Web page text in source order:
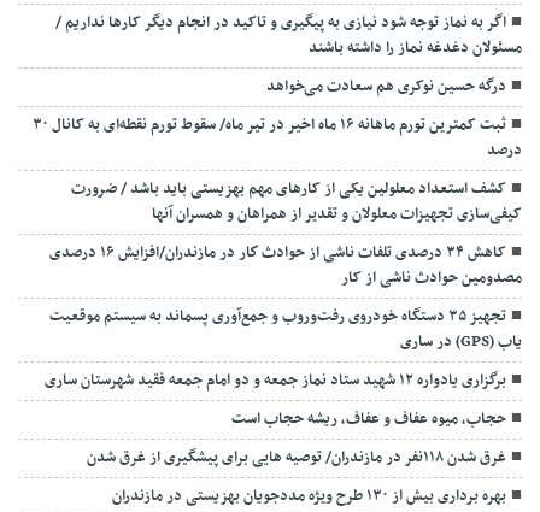
اگر به نماز توجه شود نیازی به پیگیری و تاکید در انجام دیگر کارها نداریم /
مسئولان دغدغه نماز را داشته باشند
درگه حسین نوکری هم سعادت می‌خواهد
ثبت کمترین تورم ماهانه ۱۶ ماه اخیر در تیر ماه/ سقوط تورم نقطه‌ای به کانال ۳۰
درصد
کشف استعداد معلولین یکی از کارهای مهم بهزیستی باید باشد / ضرورت
کیفی‌سازی تجهیزات معلولان و تقدیر از همراهان و همسران آنها
کاهش ۳۴ درصدی تلفات ناشی از حوادث كار در مازندران/افزایش ۱۶ درصدی
مصدومین حوادث ناشی از کار
تجهیز ۳۵ دستگاه خودروی رفت‌وروب و جمع‌آوری پسماند به سیستم موقعیت
یاب (GPS) در ساری
برگزاری یادواره ۱۲ شهید ستاد نماز جمعه و دو امام جمعه فقید شهرستان ساری
حجاب، میوه عفاف و عفاف، ریشه حجاب است
غرق شدن ۱۱۸نفر در مازندران/ توصيه هايی برای پيشگيری از غرق شدن
بهره برداری بیش از ۱۳۰ طرح ویژه مددجویان بهزیستی در مازندران